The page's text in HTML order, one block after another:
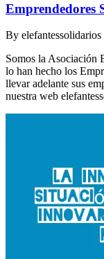
Emprendedores
By elefantessolidarios
Somos la Asociación
lo han hecho los
llevar adelante sus
nuestra web